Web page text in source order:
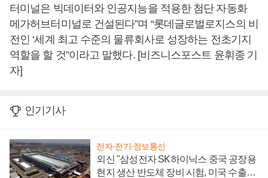
터미널은 빅데이터와 인공지능을 적용한 첨단 자동화
메가허브터미널로 건설된다”며 “롯데글로벌로지스의 비
전인 ‘세계 최고 수준의 물류회사로 성장하는 전초기지
역할을 할 것”이라고 말했다. [비즈니스포스트 윤휘종 기
자]
인기기사
전자·전기·정보통신
외신 "삼성전자 SK하이닉스 중국 공장용
현지 생산 반도체 장비 시험, 미국 수출통